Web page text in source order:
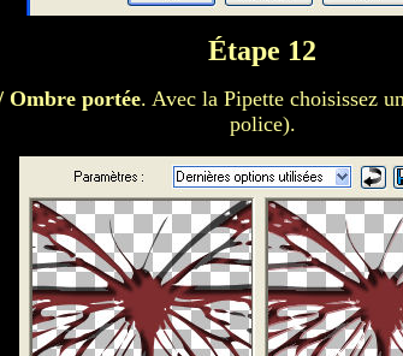
Étape 12
Ombre portée. Avec la Pipette choisissez
police).